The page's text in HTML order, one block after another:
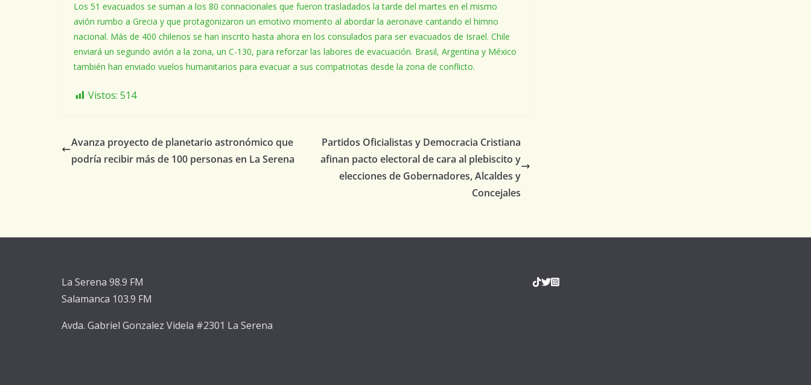
Los 51 evacuados se suman a los 80 connacionales que fueron trasladados la tarde del martes en el mismo
avión rumbo a Grecia y que protagonizaron un emotivo momento al abordar la aeronave cantando el himno
nacional. Más de 400 chilenos se han inscrito hasta ahora en los consulados para ser evacuados de Israel. Chile
enviará un segundo avión a la zona, un C-130, para reforzar las labores de evacuación. Brasil, Argentina y México
también han enviado vuelos humanitarios para evacuar a sus compatriotas desde la zona de conflicto.
Vistos: 514
Avanza proyecto de planetario astronómico que
podría recibir más de 100 personas en La Serena
Partidos Oficialistas y Democracia Cristiana
afinan pacto electoral de cara al plebiscito y
elecciones de Gobernadores, Alcaldes y
Concejales
La Serena 98.9 FM
Salamanca 103.9 FM
Avda. Gabriel Gonzalez Videla #2301 La Serena